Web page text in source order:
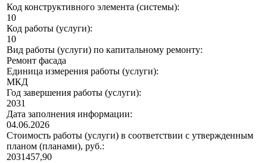
Код конструктивного элемента (системы):
10
Код работы (услуги):
10
Вид работы (услуги) по капитальному ремонту:
Ремонт фасада
Единица измерения работы (услуги):
МКД
Год завершения работы (услуги):
2031
Дата заполнения информации:
04.06.2026
Стоимость работы (услуги) в соответствии с утвержденным
планом (планами), руб.:
2031457,90